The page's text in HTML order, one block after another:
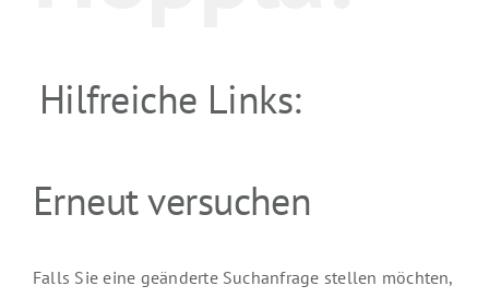
Hilfreiche Links:
Erneut versuchen
Falls Sie eine geänderte Suchanfrage stellen möchten,